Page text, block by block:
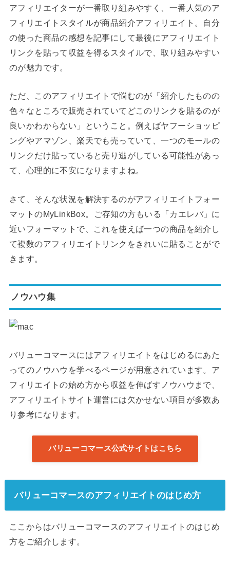
アフィリエイターが一番取り組みやすく、一番人気のア
フィリエイトスタイルが商品紹介アフィリエイト。自分
の使った商品の感想を記事にして最後にアフィリエイト
リンクを貼って収益を得るスタイルで、取り組みやすい
のが魅力です。
ただ、このアフィリエイトで悩むのが「紹介したものの
色々なところで販売されていてどこのリンクを貼るのが
良いかわからない」ということ。例えばヤフーショッピ
ングやアマゾン、楽天でも売っていて、一つのモールの
リンクだけ貼っていると売り逃がしている可能性があっ
て、心理的に不安になりますよね。
さて、そんな状況を解決するのがアフィリエイトフォー
マットのMyLinkBox。ご存知の方もいる「カエレバ」に
近いフォーマットで、これを使えば一つの商品を紹介し
て複数のアフィリエイトリンクをきれいに貼ることがで
きます。
ノウハウ集
バリューコマースにはアフィリエイトをはじめるにあた
ってのノウハウを学べるページが用意されています。ア
フィリエイトの始め方から収益を伸ばすノウハウまで、
アフィリエイトサイト運営には欠かせない項目が多数あ
り参考になります。
バリューコマース公式サイトはこちら
バリューコマースのアフィリエイトのはじめ方
ここからはバリューコマースのアフィリエイトのはじめ
方をご紹介します。